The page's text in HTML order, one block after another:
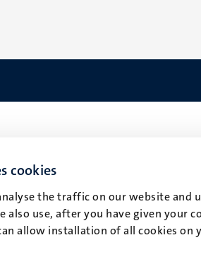
cookies
the traffic on our website
also use, after you have given your
allow installation of all cookies